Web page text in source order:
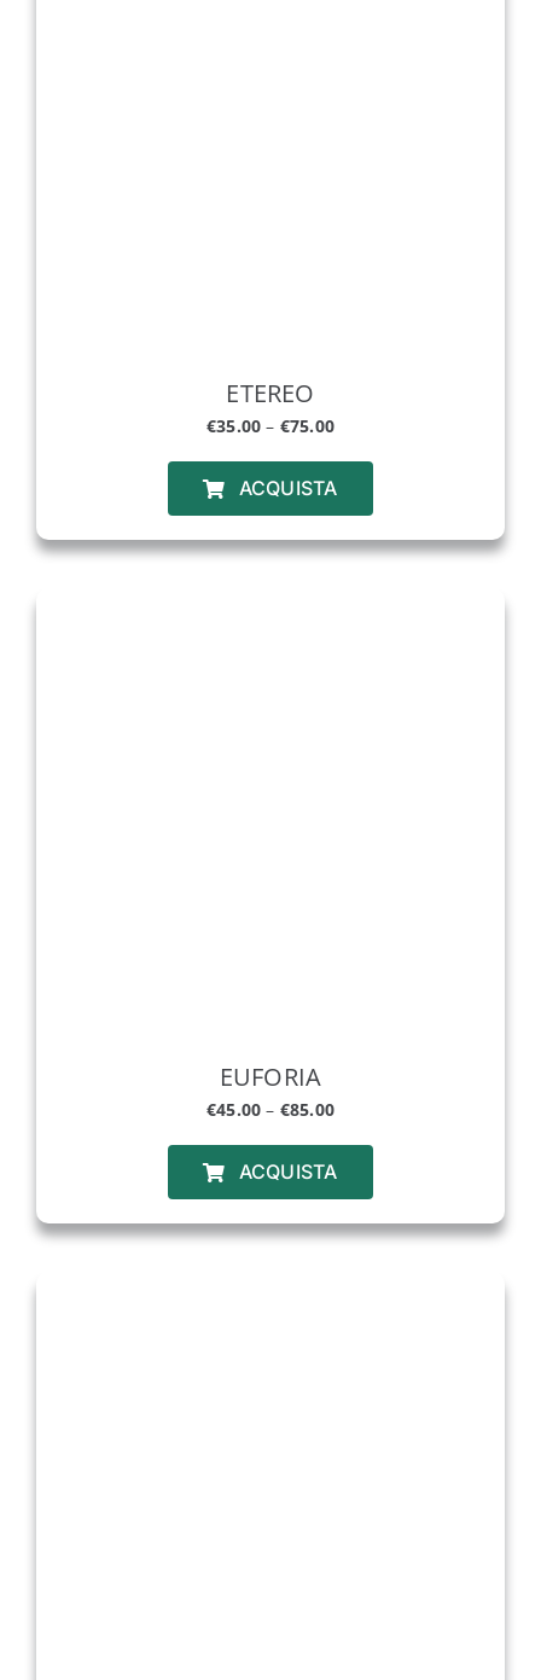
ETEREO
€35.00 – €75.00
ACQUISTA
EUFORIA
€45.00 – €85.00
ACQUISTA